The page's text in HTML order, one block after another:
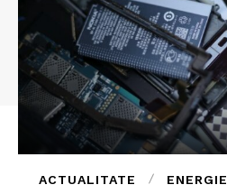
ACTUALITATE ENERGIE